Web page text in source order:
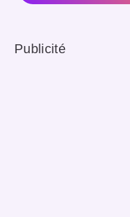
Publicité